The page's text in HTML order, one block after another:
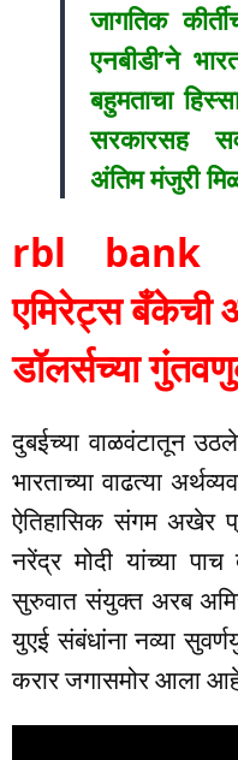
जागतिक
एनबीडी’ने
बहुमताचा
सरकारसह
अंतिम मंजुरी
rbl bank
एमिरेट्स
डॉलर्सच्या
दुबईच्या वाळवंटातून
भारताच्या वाढत्या
ऐतिहासिक संगम अखेर
नरेंद्र मोदी यांच्या पाच
सुरुवात संयुक्त अरब
युएई संबंधांना नव्या
करार जगासमोर आला